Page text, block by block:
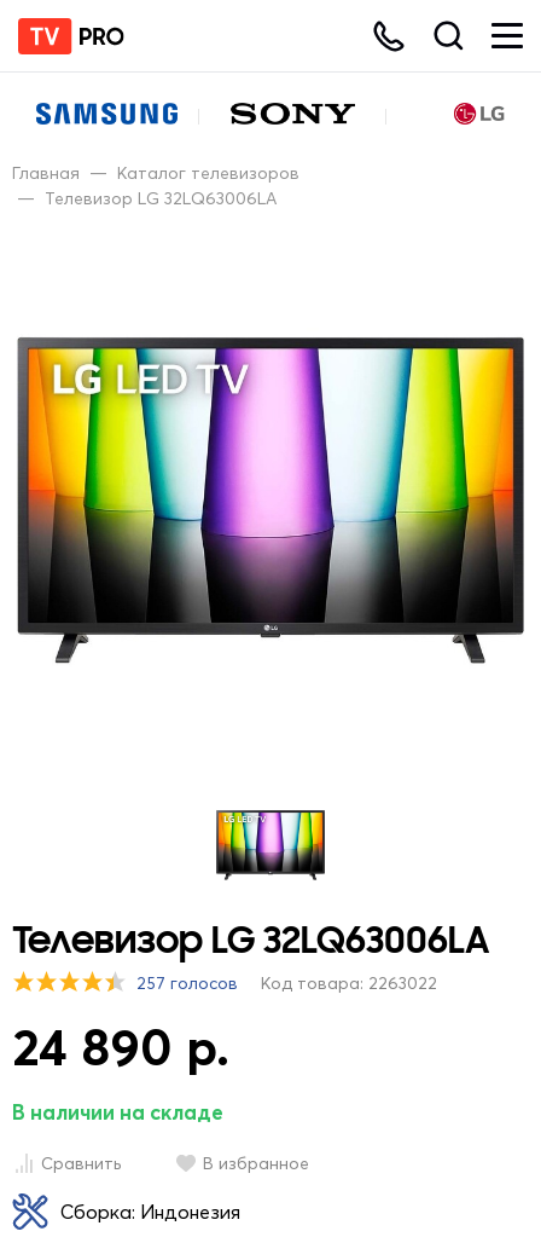
Главная — Каталог телевизоров
— Телевизор LG 32LQ63006LA
Телевизор LG 32LQ63006LA
257 голосов Код товара: 2263022
24 890 р.
В наличии на складе
Сравнить В избранное
Сборка: Индонезия